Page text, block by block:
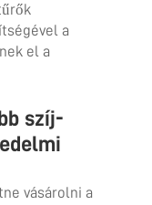
a
el a
szíj-
vásárolni a